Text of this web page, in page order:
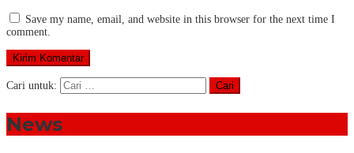
Save my name, email, and website in this browser for the next time I
comment.
Cari untuk:
News